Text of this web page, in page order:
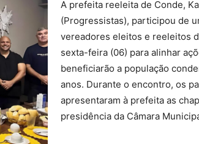
A prefeita reeleita de Conde,
(Progressistas), participou de
vereadores eleitos e reeleitos
sexta-feira (06) para alinhar
beneficiarão a população
anos. Durante o encontro, os
apresentaram à prefeita as
presidência da Câmara